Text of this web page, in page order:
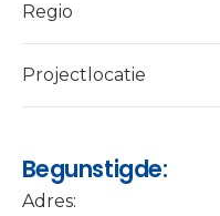
Regio
Projectlocatie
Begunstigde:
Adres: